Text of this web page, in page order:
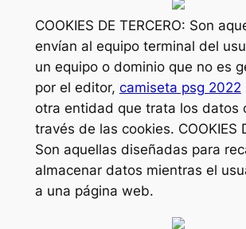
COOKIES DE TERCERO: Son
envían al equipo terminal del
un equipo o dominio que no es
por el editor, camiseta psg 2022
otra entidad que trata los datos
través de las cookies. COOKIES
Son aquellas diseñadas para
almacenar datos mientras el
a una página web.